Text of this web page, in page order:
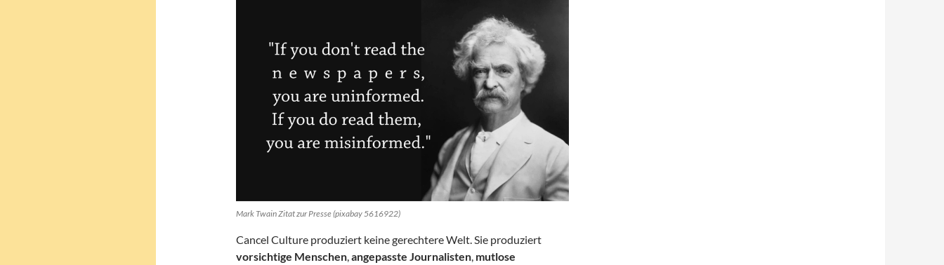
Mark Twain Zitat zur Presse (pixabay 5616922)
Cancel Culture produziert keine gerechtere Welt. Sie produziert
vorsichtige Menschen,angepasste Journalisten, mutlose